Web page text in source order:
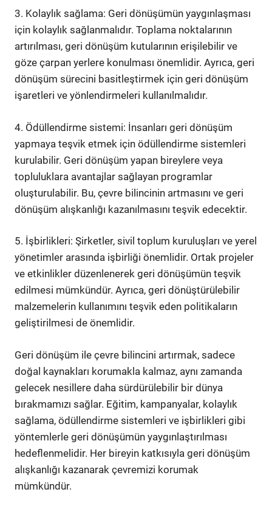
3. Kolaylık sağlama: Geri dönüşümün yaygınlaşması
için kolaylık sağlanmalıdır. Toplama noktalarının
artırılması, geri dönüşüm kutularının erişilebilir ve
göze çarpan yerlere konulması önemlidir. Ayrıca, geri
dönüşüm sürecini basitleştirmek için geri dönüşüm
işaretleri ve yönlendirmeleri kullanılmalıdır.
4. Ödüllendirme sistemi: İnsanları geri dönüşüm
yapmaya teşvik etmek için ödüllendirme sistemleri
kurulabilir. Geri dönüşüm yapan bireylere veya
topluluklara avantajlar sağlayan programlar
oluşturulabilir. Bu, çevre bilincinin artmasını ve geri
dönüşüm alışkanlığı kazanılmasını teşvik edecektir.
5. İşbirlikleri: Şirketler, sivil toplum kuruluşları ve yerel
yönetimler arasında işbirliği önemlidir. Ortak projeler
ve etkinlikler düzenlenerek geri dönüşümün teşvik
edilmesi mümkündür. Ayrıca, geri dönüştürülebilir
malzemelerin kullanımını teşvik eden politikaların
geliştirilmesi de önemlidir.
Geri dönüşüm ile çevre bilincini artırmak, sadece
doğal kaynakları korumakla kalmaz, aynı zamanda
gelecek nesillere daha sürdürülebilir bir dünya
bırakmamızı sağlar. Eğitim, kampanyalar, kolaylık
sağlama, ödüllendirme sistemleri ve işbirlikleri gibi
yöntemlerle geri dönüşümün yaygınlaştırılması
hedeflenmelidir. Her bireyin katkısıyla geri dönüşüm
alışkanlığı kazanarak çevremizi korumak
mümkündür.